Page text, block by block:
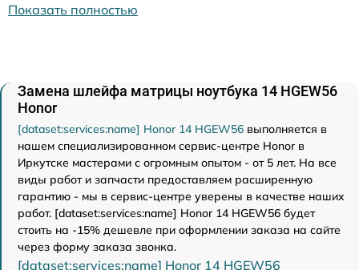
Показать полностью
Замена шлейфа матрицы ноутбука 14 HGEW56
Honor
[dataset:services:name] Honor 14 HGEW56 выполняется в
нашем специализированном сервис-центре Honor в
Иркутске мастерами с огромным опытом - от 5 лет. На все
виды работ и запчасти предоставляем расширенную
гарантию - мы в сервис-центре уверены в качестве наших
работ. [dataset:services:name] Honor 14 HGEW56 будет
стоить на -15% дешевле при оформлении заказа на сайте
через форму заказа звонка.
[dataset:services:name] Honor 14 HGEW56